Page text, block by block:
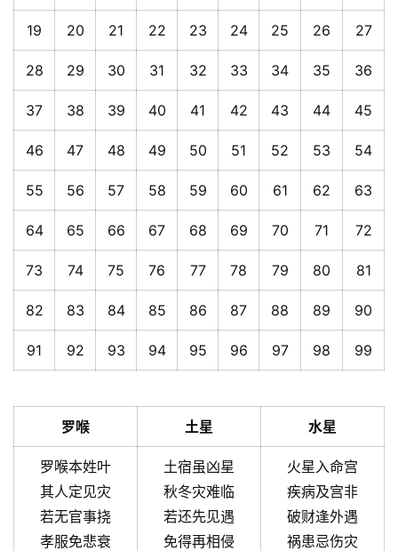
19 20 21 22 23 24 25 26 27
28 29 30 31 32 33 34 35 36
37 38 39 40 41 42 43 44 45
46 47 48 49 50 51 52 53 54
55 56 57 58 59 60 61 62 63
64 65 66 67 68 69 70 71 72
73 74 75 76 77 78 79 80 81
82 83 84 85 86 87 88 89 90
91 92 93 94 95 96 97 98 99
罗喉 土星 水星
罗喉本姓叶
其人定见灾
若无官事挠
孝服免悲衰
土宿虽凶星
秋冬灾难临
若还先见遇
免得再相侵
火星入命宫
疾病及宫非
破财逢外遇
祸患忌伤灾